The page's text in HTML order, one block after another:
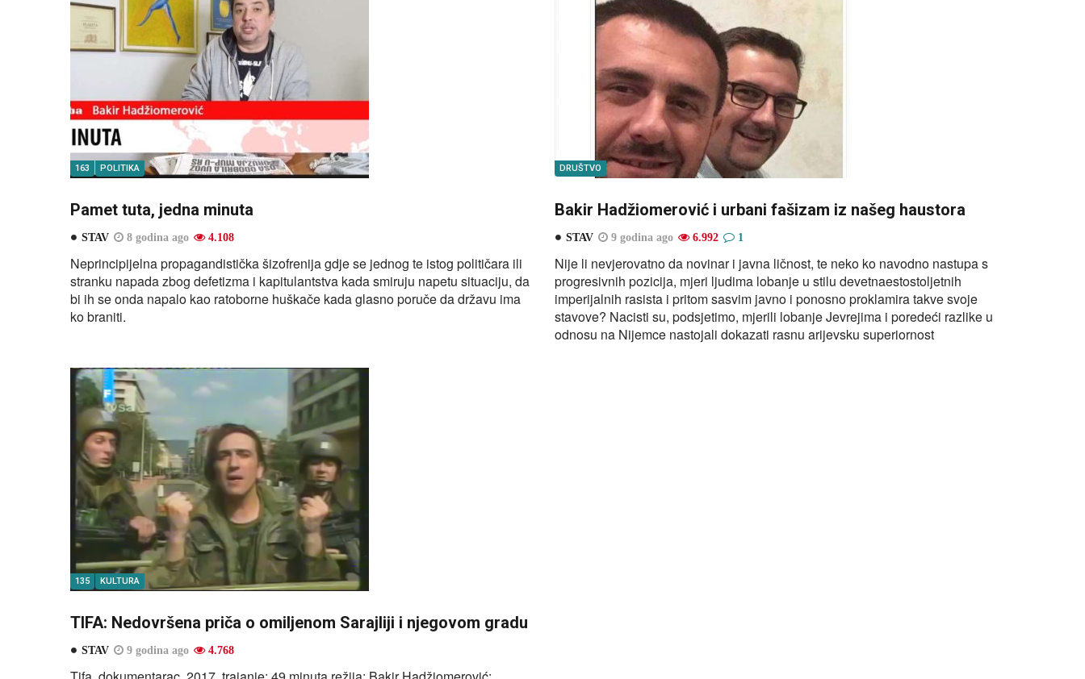
163 POLITIKA
Pamet tuta, jedna minuta
STAV 8 godina ago 4.108
Neprincipijelna propagandistička šizofrenija gdje se jednog te istog političara ili
stranku napada zbog defetizma i kapitulantstva kada smiruju napetu situaciju, da
bi ih se onda napalo kao ratoborne huškače kada glasno poruče da državu ima
ko braniti.
DRUŠTVO
Bakir Hadžiomerović i urbani fašizam iz našeg haustora
STAV 9 godina ago 6.992 1
Nije li nevjerovatno da novinar i javna ličnost, te neko ko navodno nastupa s
progresivnih pozicija, mjeri ljudima lobanje u stilu devetnaestostoljetnih
imperijalnih rasista i pritom sasvim javno i ponosno proklamira takve svoje
stavove? Nacisti su, podsjetimo, mjerili lobanje Jevrejima i poredeći razlike u
odnosu na Nijemce nastojali dokazati rasnu arijevsku superiornost
135 KULTURA
TIFA: Nedovršena priča o omiljenom Sarajliji i njegovom gradu
STAV 9 godina ago 4.768